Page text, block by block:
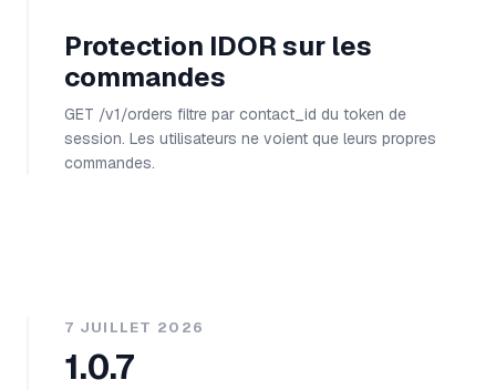
Protection IDOR sur les
commandes
GET /v1/orders filtre par contact_id du token de
session. Les utilisateurs ne voient que leurs propres
commandes.
7 JUILLET 2026
1.0.7